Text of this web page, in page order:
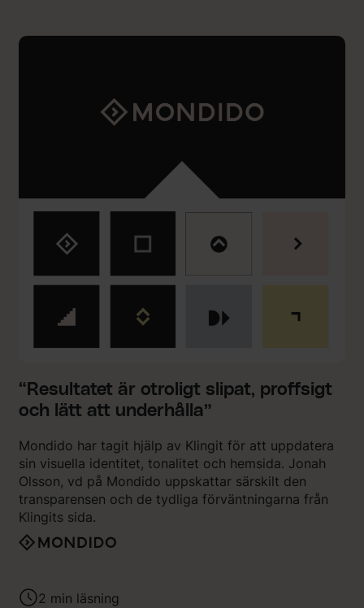
“Resultatet är otroligt slipat, proffsigt
och lätt att underhålla”
Mondido har tagit hjälp av Klingit för att uppdatera
sin visuella identitet, tonalitet och hemsida. Jonah
Olsson, vd på Mondido uppskattar särskilt den
transparensen och de tydliga förväntningarna från
Klingits sida.
2 min läsning